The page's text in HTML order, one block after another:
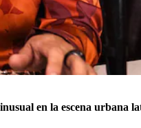
en la escena urbana